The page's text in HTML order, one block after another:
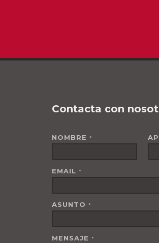
Contacta con
NOMBRE *
EMAIL *
ASUNTO *
MENSAJE *